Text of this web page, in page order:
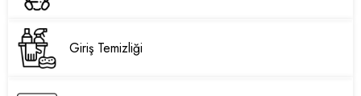
Giriş Temizliği